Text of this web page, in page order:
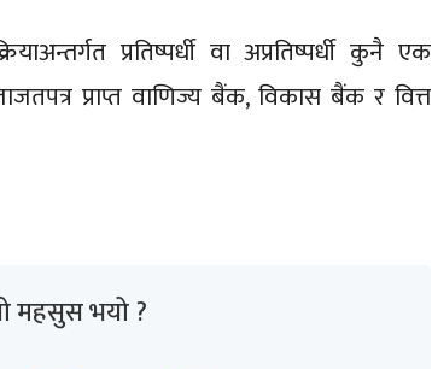
प्रतिष्पर्धी वा अप्रतिष्पर्धी कुनै एक
प्राप्त वाणिज्य बैंक, विकास बैंक र वित्त
महसुस भयो ?